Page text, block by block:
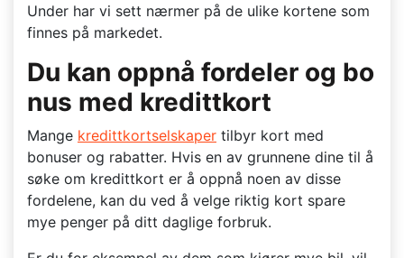
Under har vi sett nærmer på de ulike kortene som
finnes på markedet.
Du kan oppnå fordeler og bo
nus med kredittkort
Mange kredittkortselskaper tilbyr kort med
bonuser og rabatter. Hvis en av grunnene dine til å
søke om kredittkort er å oppnå noen av disse
fordelene, kan du ved å velge riktig kort spare
mye penger på ditt daglige forbruk.